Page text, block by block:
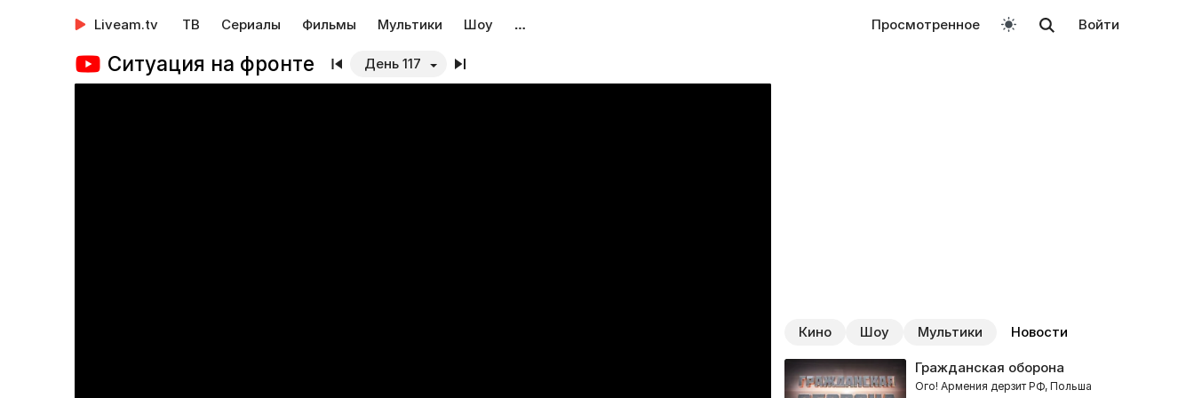
Liveam.tv ТВ Сериалы Фильмы Мультики Шоу … Просмотренное Войти
Ситуация на фронте День 117
Кино Шоу Мультики Новости
Гражданская оборона
Ого! Армения дерзит РФ, Польша